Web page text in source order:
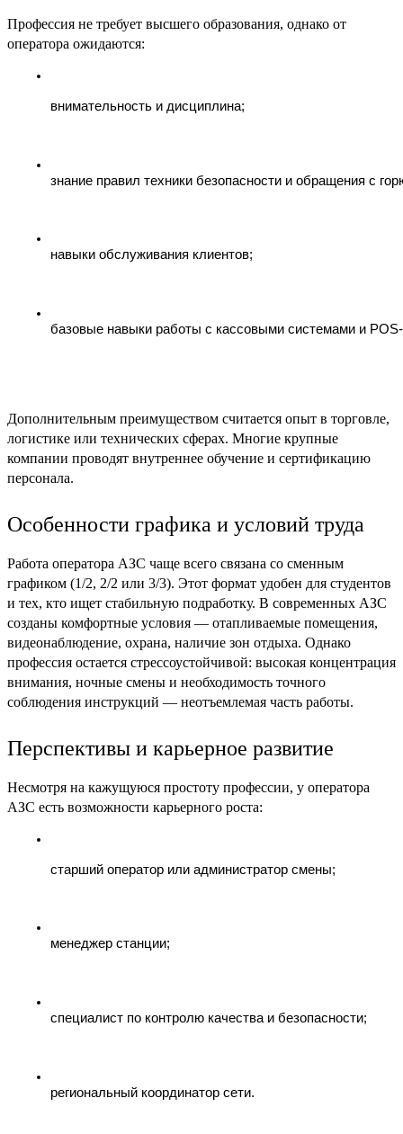
Профессия не требует высшего образования, однако от
оператора ожидаются:
внимательность и дисциплина;
знание правил техники безопасности и обращения с
навыки обслуживания клиентов;
базовые навыки работы с кассовыми системами и
Дополнительным преимуществом считается опыт в торговле,
логистике или технических сферах. Многие крупные
компании проводят внутреннее обучение и сертификацию
персонала.
Особенности графика и условий труда
Работа оператора АЗС чаще всего связана со сменным
графиком (1/2, 2/2 или 3/3). Этот формат удобен для студентов
и тех, кто ищет стабильную подработку. В современных АЗС
созданы комфортные условия — отапливаемые помещения,
видеонаблюдение, охрана, наличие зон отдыха. Однако
профессия остается стрессоустойчивой: высокая концентрация
внимания, ночные смены и необходимость точного
соблюдения инструкций — неотъемлемая часть работы.
Перспективы и карьерное развитие
Несмотря на кажущуюся простоту профессии, у оператора
АЗС есть возможности карьерного роста:
старший оператор или администратор смены;
менеджер станции;
специалист по контролю качества и безопасности;
региональный координатор сети.